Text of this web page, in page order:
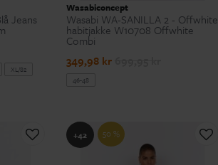
Jeans
XL/82
Wasabiconcept
Wasabi WA-SANILLA 2 - Offwhite
habitjakke W10708 Offwhite
Combi
349,98 kr
46-48
+42 50 %